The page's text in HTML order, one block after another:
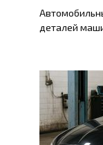
деталей